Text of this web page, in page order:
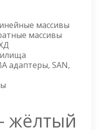
массивы
массивы
адаптеры, SAN,
жёлтый